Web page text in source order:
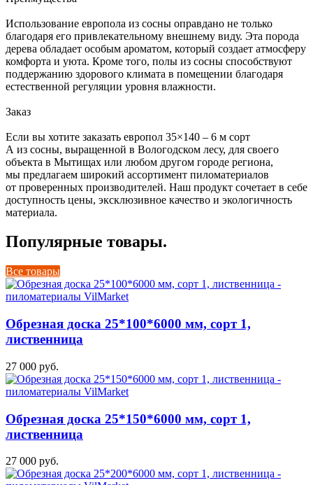
Использование европола из сосны оправдано не только
благодаря его привлекательному внешнему виду. Эта порода
дерева обладает особым ароматом, который создает атмосферу
комфорта и уюта. Кроме того, полы из сосны способствуют
поддержанию здорового климата в помещении благодаря
естественной регуляции уровня влажности.
Заказ
Если вы хотите заказать европол 35×140 – 6 м сорт
А из сосны, выращенной в Вологодском лесу, для своего
объекта в Мытищах или любом другом городе региона,
мы предлагаем широкий ассортимент пиломатериалов
от проверенных производителей. Наш продукт сочетает в себе
доступность цены, эксклюзивное качество и экологичность
материала.
Популярные товары.
Все товары
Обрезная доска 25*100*6000 мм, сорт 1,
лиственница
27 000 руб.
Обрезная доска 25*150*6000 мм, сорт 1,
лиственница
27 000 руб.